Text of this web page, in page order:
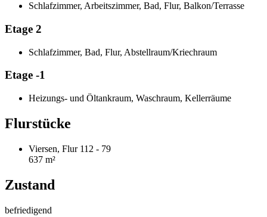
Schlafzimmer, Arbeitszimmer, Bad, Flur, Balkon/Terrasse
Etage 2
Schlafzimmer, Bad, Flur, Abstellraum/Kriechraum
Etage -1
Heizungs- und Öltankraum, Waschraum, Kellerräume
Flurstücke
Viersen, Flur 112 - 79
637 m²
Zustand
befriedigend